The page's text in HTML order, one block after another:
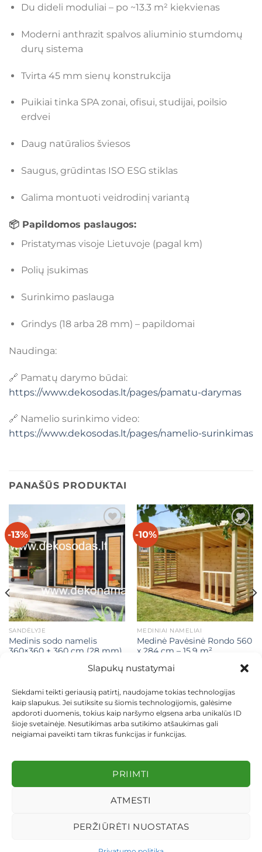
Slapukų nustatymai
Siekdami teikti geriausią patirtį, naudojame tokias technologijas
kaip slapukus. Jei sutiksite su šiomis technologijomis, galėsime
apdoroti duomenis, tokius kaip naršymo elgsena arba unikalūs ID
šioje svetainėje. Nesutikimas arba sutikimo atšaukimas gali
neigiamai paveikti tam tikras funkcijas ir funkcijas.
PRIIMTI
ATMESTI
PERŽIŪRĖTI NUOSTATAS
Du dideli moduliai – po ~13.3 m² kiekvienas
Moderni anthrazit spalvos aliuminio stumdomų
durų sistema
Tvirta 45 mm sienų konstrukcija
Puikiai tinka SPA zonai, ofisui, studijai, poilsio
erdvei
Daug natūralios šviesos
Saugus, grūdintas ISO ESG stiklas
Galima montuoti veidrodinį variantą
📦 Papildomos paslaugos:
Pristatymas visoje Lietuvoje (pagal km)
Polių įsukimas
Surinkimo paslauga
Grindys (18 arba 28 mm) – papildomai
Naudinga:
🔗 Pamatų darymo būdai:
https://www.dekosodas.lt/pages/pamatu-darymas
🔗 Namelio surinkimo video:
https://www.dekosodas.lt/pages/namelio-surinkimas
PANAŠŪS PRODUKTAI
-13% Mėgstamiausias
SANDĖLYJE
Medinis sodo namelis
360×360 + 360 cm (28 mm)
price
was:
€3.990,00.
price
is:
€3.490,00.
Į KREPŠELĮ
-10% Mėgstamiausias
MEDINIAI NAMELIAI
Medinė Pavėsinė Rondo 560
x 284 cm – 15.9 m²
price
was:
€2.900,00.
price
is:
Į KREPŠELĮ
PIRKIMO TAISYKLĖS